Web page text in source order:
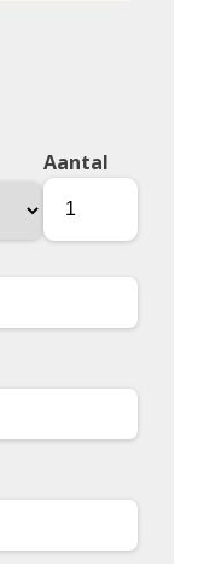
Aantal